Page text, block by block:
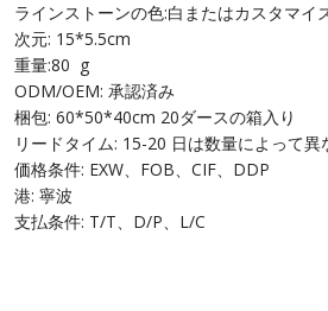
ラインストーンの色:白またはカスタマイ
次元: 15*5.5cm
重量:80 g
ODM/OEM: 承認済み
梱包: 60*50*40cm 20ダースの箱入り
リードタイム: 15-20 日は数量によって異
価格条件: EXW、FOB、CIF、DDP
港: 寧波
支払条件: T/T、D/P、L/C